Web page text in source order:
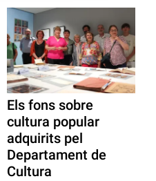
Els fons sobre
cultura popular
adquirits pel
Departament de
Cultura